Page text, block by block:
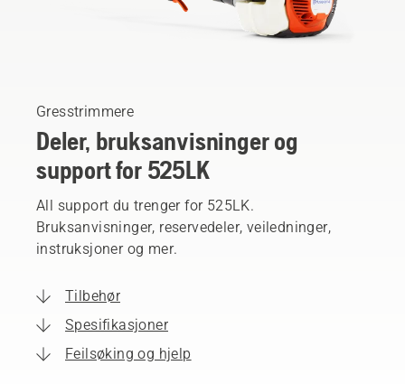
Gresstrimmere
Deler, bruksanvisninger og
support for 525LK
All support du trenger for 525LK.
Bruksanvisninger, reservedeler, veiledninger,
instruksjoner og mer.
Tilbehør
Spesifikasjoner
Feilsøking og hjelp